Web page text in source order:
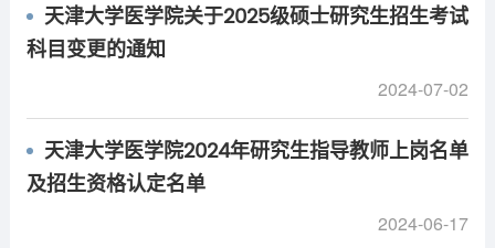
天津大学医学院关于2025级硕士研究生招生考试
科目变更的通知
2024-07-02
天津大学医学院2024年研究生指导教师上岗名单
及招生资格认定名单
2024-06-17